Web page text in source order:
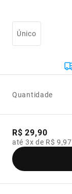
Único
Quantidade
R$ 29,90
até 3x de R$ 9,97